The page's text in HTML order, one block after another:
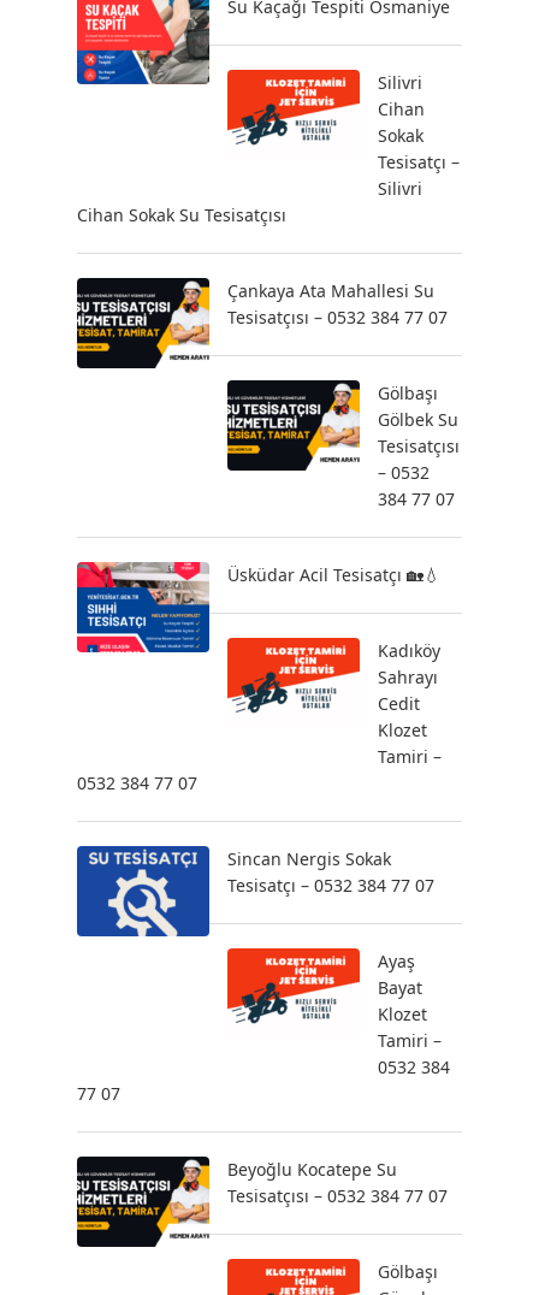
Su Kaçağı Tespiti Osmaniye
Silivri
Cihan
Sokak
Tesisatçı –
Silivri
Cihan Sokak Su Tesisatçısı
Çankaya Ata Mahallesi Su
Tesisatçısı – 0532 384 77 07
Gölbaşı
Gölbek Su
Tesisatçısı
– 0532
384 77 07
Üsküdar Acil Tesisatçı 🏡💧
Kadıköy
Sahrayı
Cedit
Klozet
Tamiri –
0532 384 77 07
Sincan Nergis Sokak
Tesisatçı – 0532 384 77 07
Ayaş
Bayat
Klozet
Tamiri –
0532 384
77 07
Beyoğlu Kocatepe Su
Tesisatçısı – 0532 384 77 07
Gölbaşı